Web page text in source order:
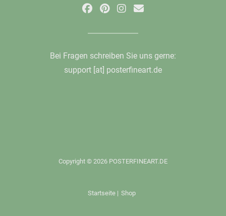
Bei Fragen schreiben Sie uns gerne:
support [at] posterfineart.de
Copyright © 2026 POSTERFINEART.DE
Startseite | Shop